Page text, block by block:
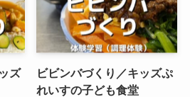
ズ
ビビンバづくり／キッズぷ
れいすの子ども食堂